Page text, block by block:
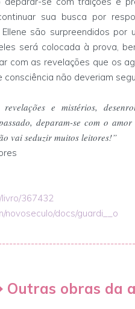
sua busca por
são surpreendidos por
será colocada à prova,
com as revelações que os
consciência não deveriam
e mistérios,
deparam-se com o
vai seduzir muitos leitores!”
367432
novoseculo/docs/guardi__o
Outras obras da